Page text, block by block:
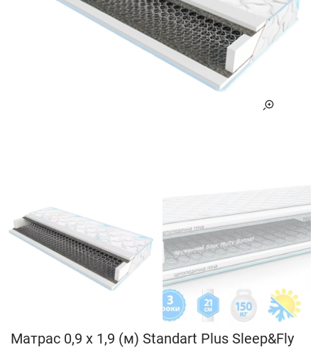
Матрас 0,9 x 1,9 (м) Standart Plus Sleep&Fly